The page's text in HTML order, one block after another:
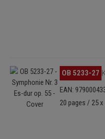
Omitir galería de imágenes
OB 5233-27
EAN:
20 pages / 25